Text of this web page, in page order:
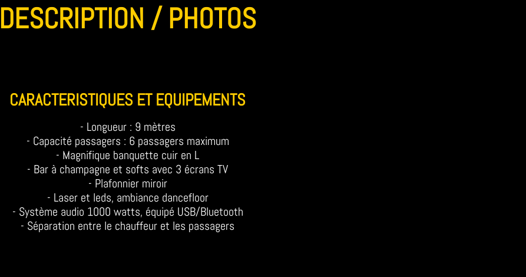
DESCRIPTION / PHOTOS
CARACTERISTIQUES ET EQUIPEMENTS
- Longueur : 9 mètres
- Capacité passagers : 6 passagers maximum
- Magnifique banquette cuir en L
- Bar à champagne et softs avec 3 écrans TV
- Plafonnier miroir
- Laser et leds, ambiance dancefloor
- Système audio 1000 watts, équipé USB/Bluetooth
- Séparation entre le chauffeur et les passagers